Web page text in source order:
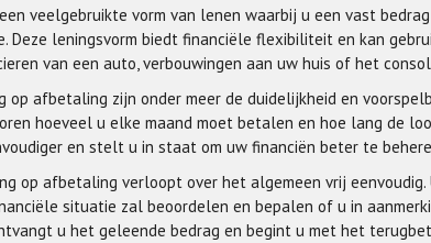
veelgebruikte vorm van lenen waarbij u een vast
Deze leningsvorm biedt financiële flexibiliteit en kan
van een auto, verbouwingen aan uw huis of het
op afbetaling zijn onder meer de duidelijkheid en
hoeveel u elke maand moet betalen en hoe lang de
en stelt u in staat om uw financiën beter te
op afbetaling verloopt over het algemeen vrij eenvoudig.
situatie zal beoordelen en bepalen of u in
u het geleende bedrag en begint u met het